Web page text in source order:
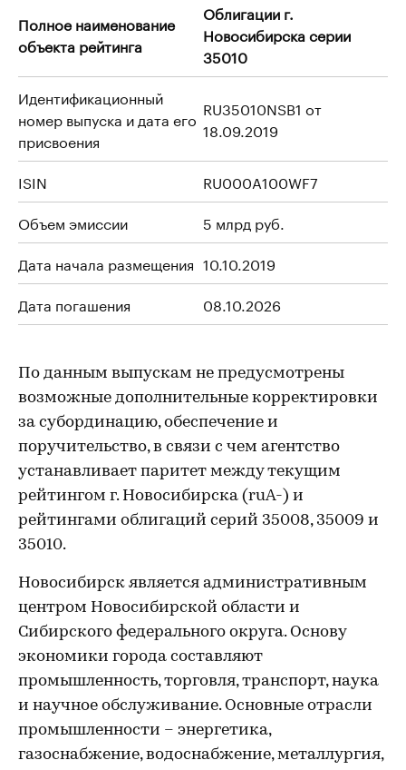
Полное наименование
объекта рейтинга
Облигации г.
Новосибирска серии
35010
Идентификационный
номер выпуска и дата его
присвоения
RU35010NSB1 от
18.09.2019
ISIN
RU000A100WF7
Объем эмиссии
5 млрд руб.
Дата начала размещения 10.10.2019
Дата погашения
08.10.2026
По данным выпускам не предусмотрены
возможные дополнительные корректировки
за субординацию, обеспечение и
поручительство, в связи с чем агентство
устанавливает паритет между текущим
рейтингом г. Новосибирска (ruA-) и
рейтингами облигаций серий 35008, 35009 и
35010.
Новосибирск является административным
центром Новосибирской области и
Сибирского федерального округа. Основу
экономики города составляют
промышленность, торговля, транспорт, наука
и научное обслуживание. Основные отрасли
промышленности – энергетика,
газоснабжение, водоснабжение, металлургия,